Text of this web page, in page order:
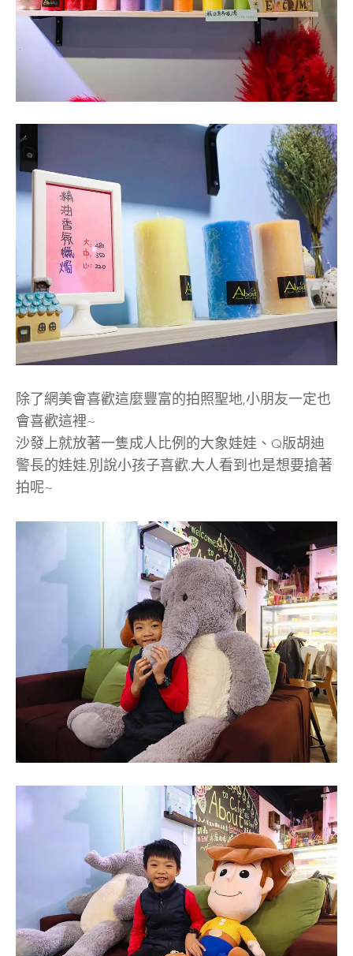
除了網美會喜歡這麼豐富的拍照聖地,小朋友一定也
會喜歡這裡~
沙發上就放著一隻成人比例的大象娃娃、Q版胡迪
警長的娃娃.別說小孩子喜歡.大人看到也是想要搶著
拍呢~